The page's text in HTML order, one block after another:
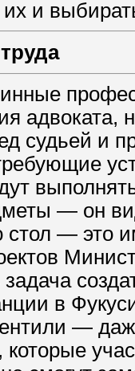
их и
адвоката,
судьей и
— ​он
стол — ​это
задача
в
—